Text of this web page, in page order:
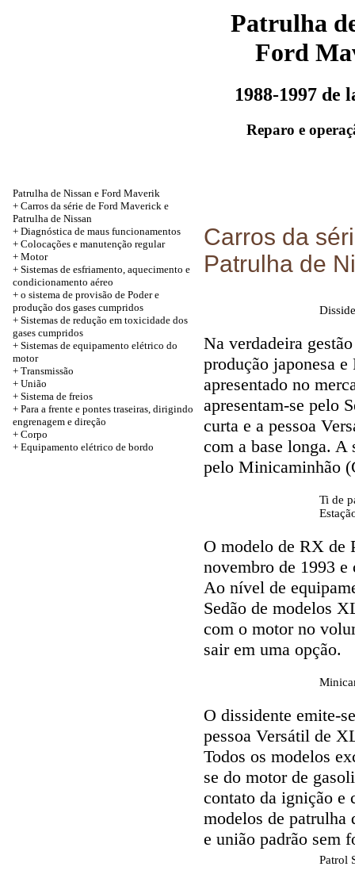
Patrulha
Ford
1988-1997 de
Reparo e
Patrulha de Nissan e Ford Maverik
+ Carros da série de Ford Maverick e
Patrulha de Nissan
+ Diagnóstica de maus funcionamentos
+ Colocações e manutenção regular
+ Motor
+ Sistemas de esfriamento, aquecimento e
condicionamento aéreo
+ o sistema de provisão de Poder e
produção dos gases cumpridos
+ Sistemas de redução em toxicidade dos
gases cumpridos
+ Sistemas de equipamento elétrico do
motor
+ Transmissão
+ União
+ Sistema de freios
+ Para a frente e pontes traseiras, dirigindo
engrenagem e direção
+ Corpo
+ Equipamento elétrico de bordo
Carros da
Patrulha de
Na verdadeira
produção japonesa
apresentado no
apresentam-se pelo
curta e a pessoa
com a base longa. A
pelo Minicaminhão
Ti de
O modelo de RX de
novembro de 1993
Ao nível de
Sedão de modelos
com o motor no
sair em uma opção.
O dissidente emite-
pessoa Versátil de
Todos os modelos
se do motor de
contato da ignição e
modelos de patrulha
e união padrão sem
Patrol